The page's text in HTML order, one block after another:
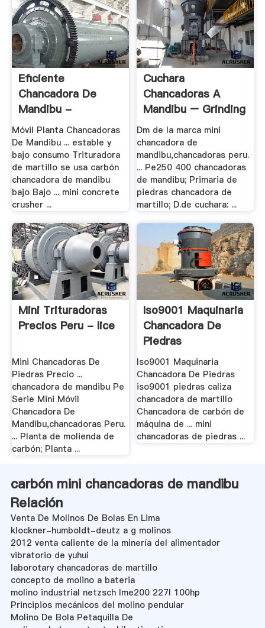
Eficiente
Chancadora De
Mandibu -
Tamiloldsongs
Móvil Planta Chancadoras
De Mandibu ... estable y
bajo consumo Trituradora
de martillo se usa carbón
chancadora de mandibu
bajo Bajo ... mini concrete
crusher ...
Cuchara
Chancadoras A
Mandibu – Grinding
Mill .
Dm de la marca mini
chancadora de
mandibu,chancadoras peru.
... Pe250 400 chancadoras
de mandibu; Primaria de
piedras chancadora de
martillo; D.de cuchara: ...
Mini Trituradoras
Precios Peru - Iice
Mini Chancadoras De
Piedras Precio ...
chancadora de mandibu Pe
Serie Mini Móvil
Chancadora De
Mandibu,chancadoras Peru.
... Planta de molienda de
carbón; Planta ...
Iso9001 Maquinaria
Chancadora De
Piedras
Iso9001 Maquinaria
Chancadora De Piedras
iso9001 piedras caliza
chancadora de martillo
Chancadora de carbón de
máquina de ... mini
chancadoras de piedras ...
carbón mini chancadoras de mandibu
Relación
Venta De Molinos De Bolas En Lima
klockner-humboldt-deutz a g molinos
2012 venta caliente de la minería del alimentador
vibratorio de yuhui
laborotary chancadoras de martillo
concepto de molino a bateria
molino industrial netzsch lme200 227l 100hp
Principios mecánicos del molino pendular
Molino De Bola Petaquilla De